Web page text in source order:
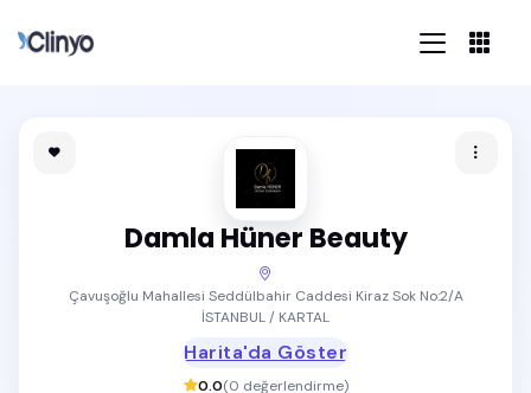
Damla Hüner Beauty
Çavuşoğlu Mahallesi Seddülbahir Caddesi Kiraz Sok No:2/A
İSTANBUL / KARTAL
Harita'da Göster
0.0(0 değerlendirme)